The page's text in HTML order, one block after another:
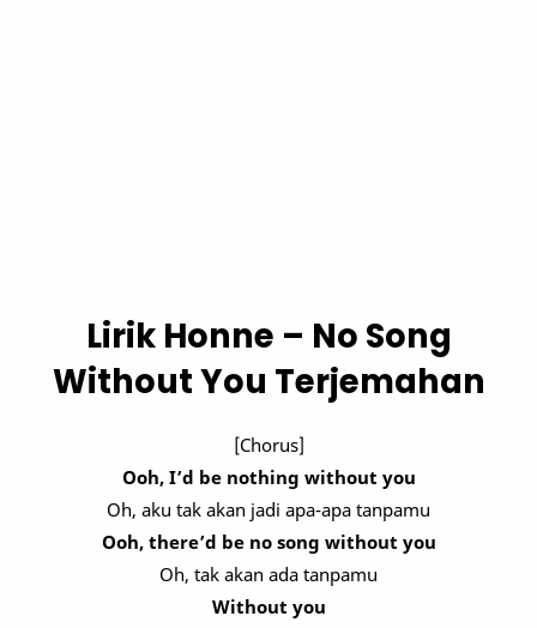
Lirik Honne – No Song
Without You Terjemahan
[Chorus]
Ooh, I’d be nothing without you
Oh, aku tak akan jadi apa-apa tanpamu
Ooh, there’d be no song without you
Oh, tak akan ada tanpamu
Without you